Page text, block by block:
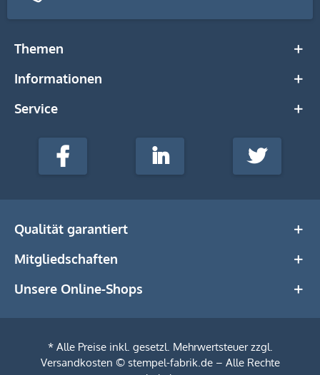
Themen
Informationen
Service
stempel-
Media
Facebook LinkedIn Twitter
Qualität garantiert
Mitgliedschaften
Unsere Online-Shops
* Alle Preise inkl. gesetzl. Mehrwertsteuer zzgl.
Versandkosten © stempel-fabrik.de – Alle Rechte